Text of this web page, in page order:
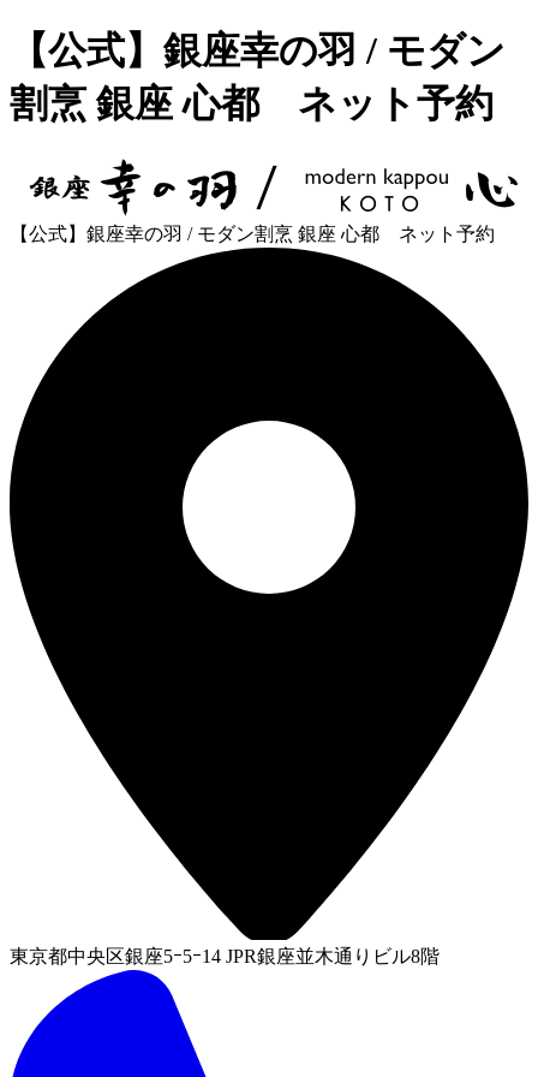
【公式】銀座幸の羽 / モダン
割烹 銀座 心都 ネット予約
【公式】銀座幸の羽 / モダン割烹 銀座 心都 ネット予約
東京都中央区銀座5ｰ5ｰ14 JPR銀座並木通りビル8階